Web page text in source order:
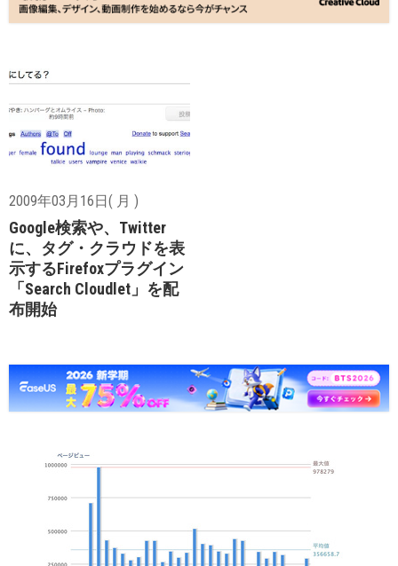
2009年03月16日( 月 )
Google検索や、Twitter
に、タグ・クラウドを表
示するFirefoxプラグイン
「Search Cloudlet」を配
布開始